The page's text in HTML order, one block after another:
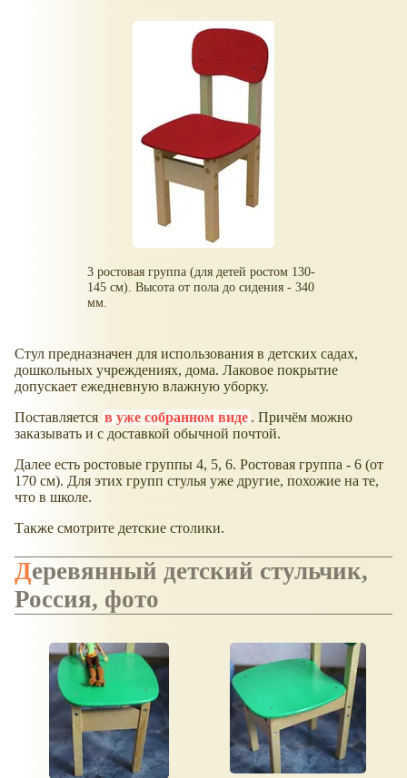
3 ростовая группа (для детей ростом 130-
145 см). Высота от пола до сидения - 340
мм.
Стул предназначен для использования в детских садах,
дошкольных учреждениях, дома. Лаковое покрытие
допускает ежедневную влажную уборку.
Поставляется в уже собранном виде . Причём можно
заказывать и с доставкой обычной почтой.
Далее есть ростовые группы 4, 5, 6. Ростовая группа - 6 (от
170 см). Для этих групп стулья уже другие, похожие на те,
что в школе.
Также смотрите детские столики.
Деревянный детский стульчик,
Россия, фото